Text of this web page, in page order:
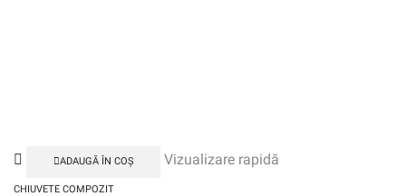
ADAUGĂ ÎN COȘ Vizualizare rapidă
CHIUVETE COMPOZIT